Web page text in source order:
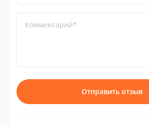
Комментарий*
Отправить отзыв